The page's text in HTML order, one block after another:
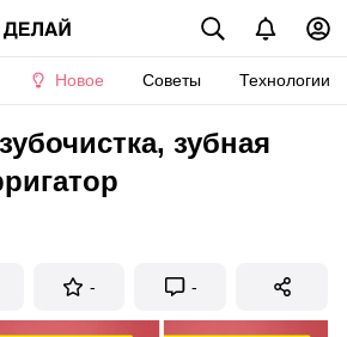
Новое Советы Технологии
зубная
- -